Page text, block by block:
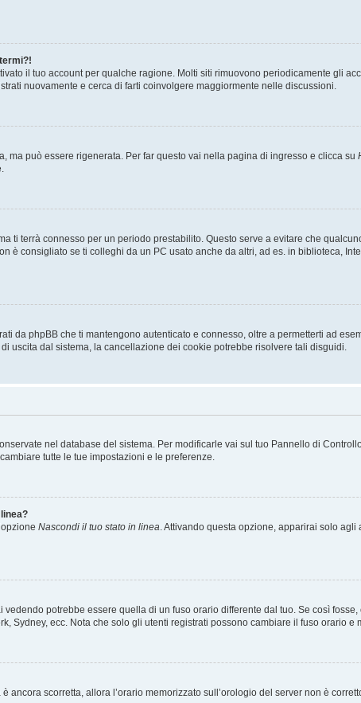
il tuo account per qualche ragione. Molti siti rimuovono periodicamente gli
nuovamente e cerca di farti coinvolgere maggiormente nelle discussioni.
ma può essere rigenerata. Per far questo vai nella pagina di ingresso e clicca su
ti terrà connesso per un periodo prestabilito. Questo serve a evitare che
è consigliato se ti colleghi da un PC usato anche da altri, ad es. in biblioteca,
da phpBB che ti mantengono autenticato e connesso, oltre a permetterti ad
uscita dal sistema, la cancellazione dei cookie potrebbe risolvere tali disguidi.
nel database del sistema. Per modificarle vai sul tuo Pannello di
tutte le tue impostazioni e le preferenze.
Nascondi il tuo stato in linea . Attivando questa opzione, apparirai solo
vedendo potrebbe essere quella di un fuso orario differente dal tuo. Se così
Sydney, ecc. Nota che solo gli utenti registrati possono cambiare il fuso orario e
ancora scorretta, allora l’orario memorizzato sull’orologio del server non è